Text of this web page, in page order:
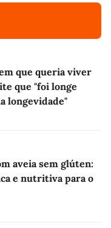
que queria viver
que "foi longe
longevidade"
aveia sem glúten:
e nutritiva para o